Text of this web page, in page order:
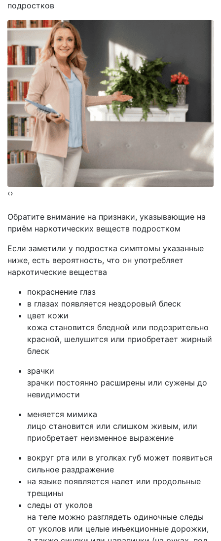
подростков
‹›
Обратите внимание на признаки, указывающие на
приём наркотических веществ подростком
Если заметили у подростка симптомы указанные
ниже, есть вероятность, что он употребляет
наркотические вещества
покраснение глаз
в глазах появляется нездоровый блеск
цвет кожи
кожа становится бледной или подозрительно
красной, шелушится или приобретает жирный
блеск
зрачки
зрачки постоянно расширены или сужены до
невидимости
меняется мимика
лицо становится или слишком живым, или
приобретает неизменное выражение
вокруг рта или в уголках губ может появиться
сильное раздражение
на языке появляется налет или продольные
трещины
следы от уколов
на теле можно разглядеть одиночные следы
от уколов или целые инъекционные дорожки,